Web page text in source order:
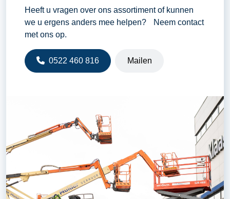
Heeft u vragen over ons assortiment of kunnen
we u ergens anders mee helpen? Neem contact
met ons op.
0522 460 816 Mailen